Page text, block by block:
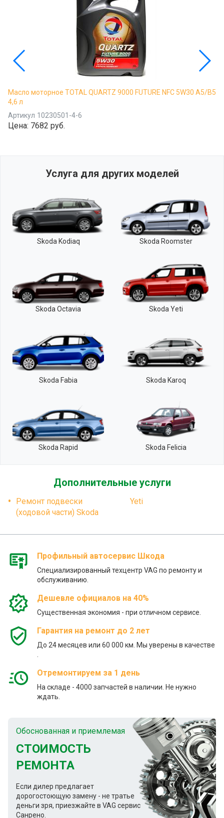
Масло моторное TOTAL QUARTZ 9000 FUTURE NFC 5W30 A5/B5
4,6 л
Артикул 10230501-4-6
Цена: 7682 руб.
Услуга для других моделей
Skoda Kodiaq Skoda Roomster
Skoda Octavia Skoda Yeti
Skoda Fabia Skoda Karoq
Skoda Rapid Skoda Felicia
Дополнительные услуги
Ремонт подвески
(ходовой части) Skoda
Yeti
Профильный автосервис Шкода
Специализированный техцентр VAG по ремонту и
обслуживанию.
Дешевле официалов на 40%
Существенная экономия - при отличном сервисе.
Гарантия на ремонт до 2 лет
До 24 месяцев или 60 000 км. Мы уверены в качестве
.
Отремонтируем за 1 день
На складе - 4000 запчастей в наличии. Не нужно
ждать.
Обоснованная и приемлемая
СТОИМОСТЬ
РЕМОНТА
Если дилер предлагает
дорогостоющую замену - не тратье
деньги зря, приезжайте в VAG сервис
Санрено.